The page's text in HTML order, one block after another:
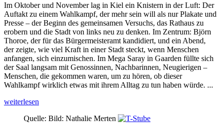
Im Oktober und November lag in Kiel ein Knistern in der Luft: Der
Auftakt zu einem Wahlkampf, der mehr sein will als nur Plakate und
Presse – der Beginn des gemeinsamen Versuchs, das Rathaus zu
erobern und die Stadt von links neu zu denken. Im Zentrum: Björn
Thoroe, der für das Bürgermeisteramt kandidiert, und ein Abend,
der zeigte, wie viel Kraft in einer Stadt steckt, wenn Menschen
anfangen, sich einzumischen. Im Mega Saray in Gaarden füllte sich
der Saal langsam mit Genossinnen, Nachbarinnen, Neugierigen –
Menschen, die gekommen waren, um zu hören, ob dieser
Wahlkampf wirklich etwas mit ihrem Alltag zu tun haben würde. ...
weiterlesen
Quelle: Bild: Nathalie Merten